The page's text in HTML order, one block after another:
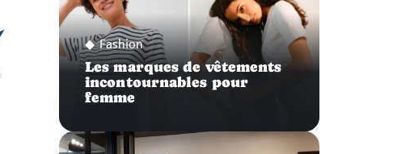
Fashion
Les marques de vêtements
incontournables pour
femme